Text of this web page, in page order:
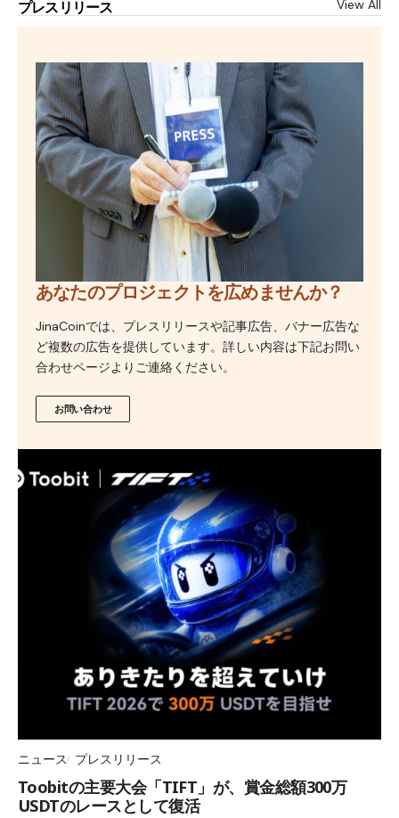
プレスリリース View All
あなたのプロジェクトを広めませんか？
JinaCoinでは、プレスリリースや記事広告、バナー広告な
ど複数の広告を提供しています。詳しい内容は下記お問い
合わせページよりご連絡ください。
お問い合わせ
ニュース プレスリリース
Toobitの主要大会「TIFT」が、賞金総額300万
USDTのレースとして復活